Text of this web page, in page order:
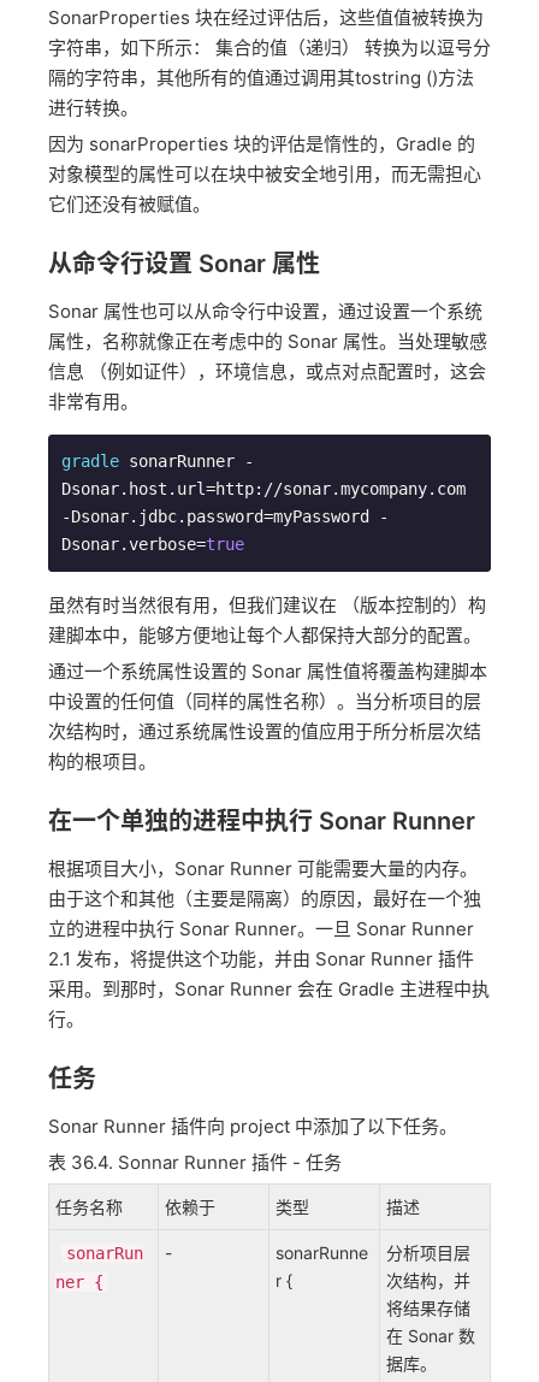
SonarProperties 块在经过评估后，这些值值被转换为
字符串，如下所示： 集合的值（递归） 转换为以逗号分
隔的字符串，其他所有的值通过调用其tostring ()方法
进行转换。
因为 sonarProperties 块的评估是惰性的，Gradle 的
对象模型的属性可以在块中被安全地引用，而无需担心
它们还没有被赋值。
从命令行设置 Sonar 属性
Sonar 属性也可以从命令行中设置，通过设置一个系统
属性，名称就像正在考虑中的 Sonar 属性。当处理敏感
信息 （例如证件），环境信息，或点对点配置时，这会
非常有用。
gradle sonarRunner -
Dsonar.host.url=http://sonar.mycompany.com
-Dsonar.jdbc.password=myPassword -
Dsonar.verbose=true
虽然有时当然很有用，但我们建议在 （版本控制的）构
建脚本中，能够方便地让每个人都保持大部分的配置。
通过一个系统属性设置的 Sonar 属性值将覆盖构建脚本
中设置的任何值（同样的属性名称）。当分析项目的层
次结构时，通过系统属性设置的值应用于所分析层次结
构的根项目。
在一个单独的进程中执行 Sonar Runner
根据项目大小，Sonar Runner 可能需要大量的内存。
由于这个和其他（主要是隔离）的原因，最好在一个独
立的进程中执行 Sonar Runner。一旦 Sonar Runner
2.1 发布，将提供这个功能，并由 Sonar Runner 插件
采用。到那时，Sonar Runner 会在 Gradle 主进程中执
行。
任务
Sonar Runner 插件向 project 中添加了以下任务。
表 36.4. Sonnar Runner 插件 - 任务
任务名称 依赖于 类型 描述
sonarRun
ner {
-
sonarRunne
r {
分析项目层
次结构，并
将结果存储
在 Sonar 数
据库。